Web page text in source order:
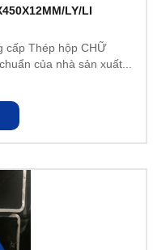
LY/LI
cấp Thép hộp CHỮ
của nhà sản xuất...